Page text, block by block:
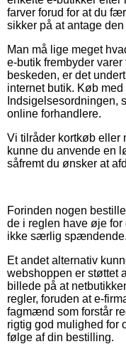
farver forud for at du
sikker på at antage
Man må lige meget
e-butik frembyder
beskeden, er det
internet butik. Køb
Indsigelsesordningen,
online forhandlere.
Vi tilråder kortkøb eller
kunne du anvende en
såfremt du ønsker at
Forinden nogen
de i reglen have øje
ikke særlig spændende.
Et andet alternativ
webshoppen er støttet
billede på at
regler, foruden at e-
fagmænd som forstår
rigtig god mulighed for
følge af din bestilling.